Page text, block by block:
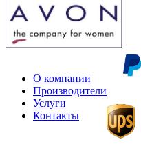
О компании
Производители
Услуги
Контакты